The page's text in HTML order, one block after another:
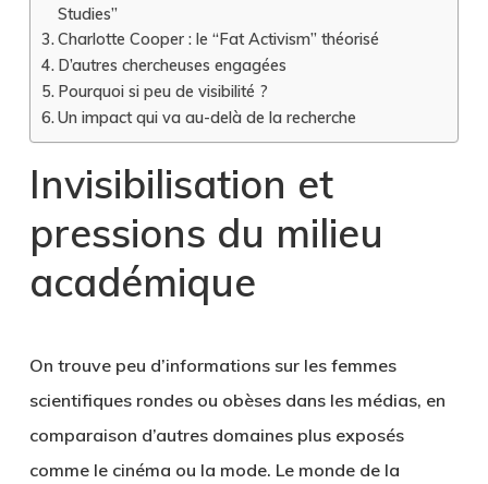
Studies”
Charlotte Cooper : le “Fat Activism” théorisé
D’autres chercheuses engagées
Pourquoi si peu de visibilité ?
Un impact qui va au-delà de la recherche
Invisibilisation et
pressions du milieu
académique
On trouve peu d’informations sur les femmes
scientifiques rondes ou obèses dans les médias, en
comparaison d’autres domaines plus exposés
comme le cinéma ou la mode. Le monde de la